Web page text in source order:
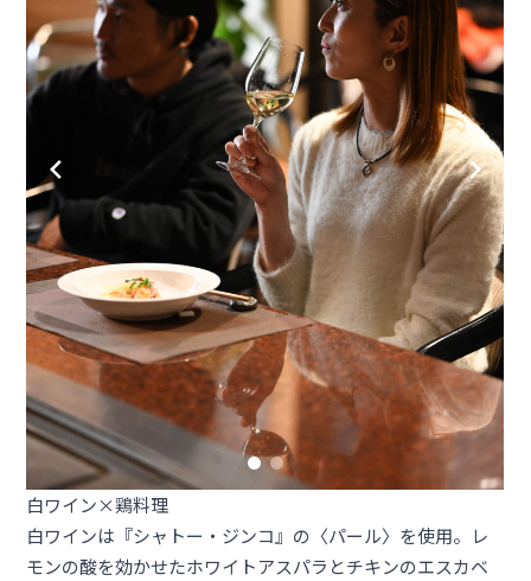
白ワイン×鶏料理
白ワインは『シャトー・ジンコ』の〈パール〉を使用。レ
モンの酸を効かせたホワイトアスパラとチキンのエスカベ